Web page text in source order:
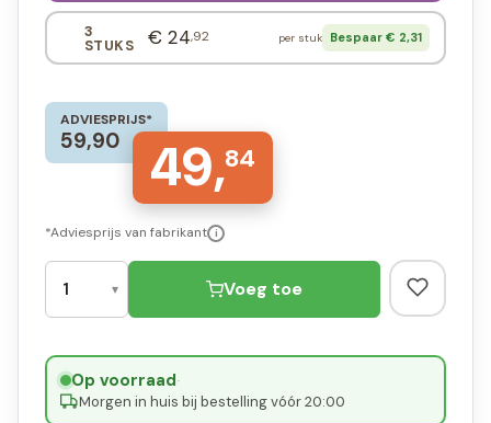
3
STUKS € 24,92 per stuk Bespaar € 2,31
ADVIESPRIJS*
59,90 49,84
*Adviesprijs van fabrikant i
Voeg toe
Op voorraad·
Morgen in huis bij bestelling vóór 20:00